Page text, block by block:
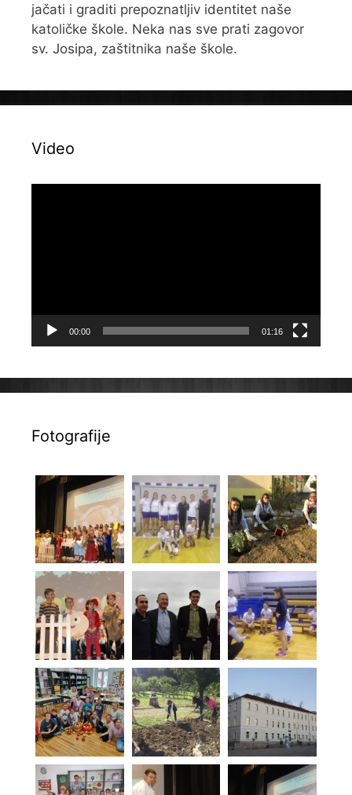
jačati i graditi prepoznatljiv identitet naše
katoličke škole. Neka nas sve prati zagovor
sv. Josipa, zaštitnika naše škole.
Video
00:00 01:16
Fotografije